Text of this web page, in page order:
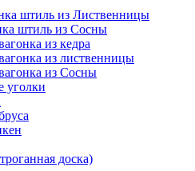
штиль из Лиственницы
штиль из Сосны
из кедра
из лиственницы
из Сосны
уголки
доска)